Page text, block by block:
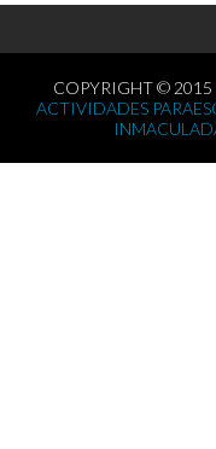
COPYRIGHT © 2015
ACTIVIDADES